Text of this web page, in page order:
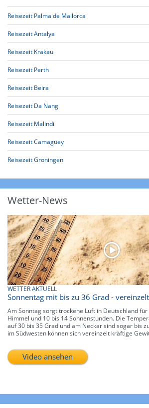
Reisezeit Palma de Mallorca
Reisezeit Antalya
Reisezeit Krakau
Reisezeit Perth
Reisezeit Beira
Reisezeit Da Nang
Reisezeit Malindi
Reisezeit Camagüey
Reisezeit Groningen
Wetter-News
WETTER AKTUELL
Sonnentag mit bis zu 36 Grad -
Am Sonntag sorgt trockene Luft in Deutschland
Himmel und 10 bis 14 Sonnenstunden. Die
auf 30 bis 35 Grad und am Neckar sind sogar bis
im Südwesten können sich vereinzelt kräftige
Video ansehen